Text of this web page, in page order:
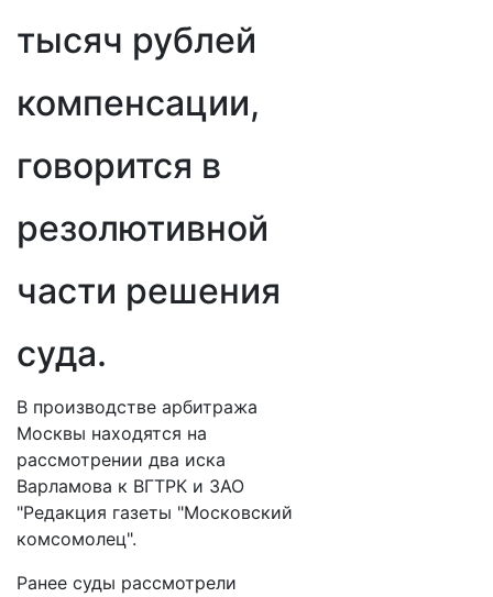
тысяч рублей
компенсации,
говорится в
резолютивной
части решения
суда.
В производстве арбитража
Москвы находятся на
рассмотрении два иска
Варламова к ВГТРК и ЗАО
"Редакция газеты "Московский
комсомолец".
Ранее суды рассмотрели